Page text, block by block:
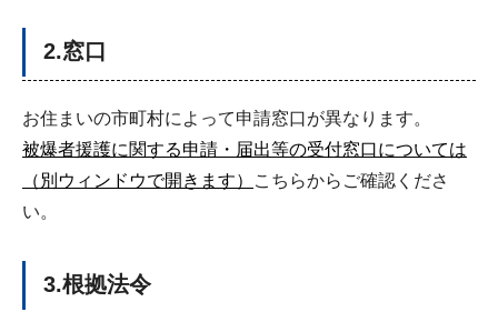
2.窓口
お住まいの市町村によって申請窓口が異なります。
被爆者援護に関する申請・届出等の受付窓口については
（別ウィンドウで開きます）
こちらからご確認くださ
い。
3.根拠法令